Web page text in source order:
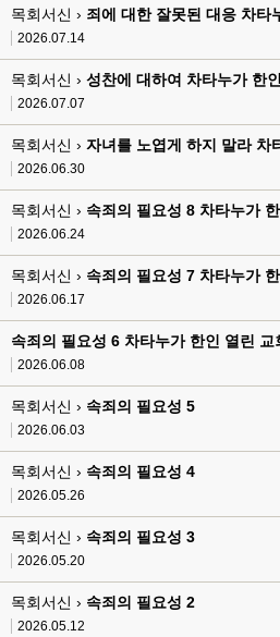
목회서신 › 죄에 대한 잘못된 대응 차타
2026.07.14
목회서신 › 성찬에 대하여 차타누가 한
2026.07.07
목회서신 › 자녀를 노엽게 하지 말라 차
2026.06.30
목회서신 › 속죄의 필요성 8 차타누가
2026.06.24
목회서신 › 속죄의 필요성 7 차타누가
2026.06.17
속죄의 필요성 6 차타누가 한인 열린 교
2026.06.08
목회서신 › 속죄의 필요성 5
2026.06.03
목회서신 › 속죄의 필요성 4
2026.05.26
목회서신 › 속죄의 필요성 3
2026.05.20
목회서신 › 속죄의 필요성 2
2026.05.12